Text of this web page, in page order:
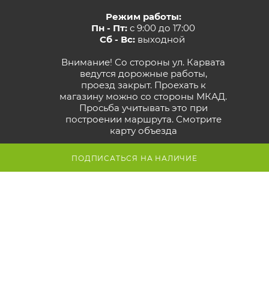
ПОДПИСАТЬСЯ НА НАЛИЧИЕ
Режим работы:
Пн - Пт: с 9:00 до 17:00
Сб - Вс:выходной
Внимание! Со стороны ул. Карвата
ведутся дорожные работы,
проезд закрыт. Проехать к
магазину можно со стороны МКАД.
Просьба учитывать это при
построении маршрута. Смотрите
карту объезда
Маршрут в Яндекс